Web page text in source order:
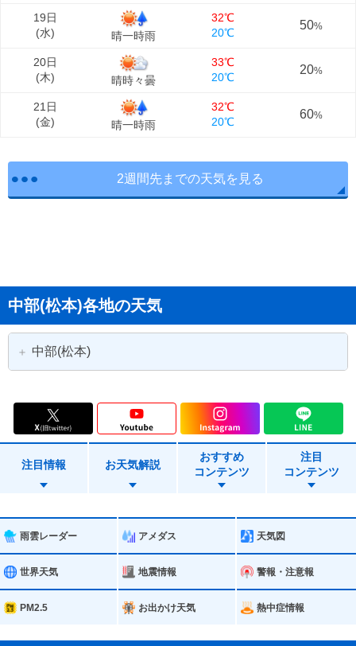
19日
(水) 晴一時雨
32℃
20℃
50%
20日
(木) 晴時々曇
33℃
20℃
20%
21日
(金) 晴一時雨
32℃
20℃
60%
2週間先までの天気を見る
中部(松本)各地の天気
中部(松本)
岡谷市 諏訪市
小諸市 茅野市
東御市
小海町
南牧村 南相木村
北相木村 佐久穂町
注目情報 お天気解説
おすすめ
コンテンツ
注目
コンテンツ
雨雲レーダー アメダス 天気図
世界天気 地震情報 警報・注意報
PM2.5 お出かけ天気 熱中症情報